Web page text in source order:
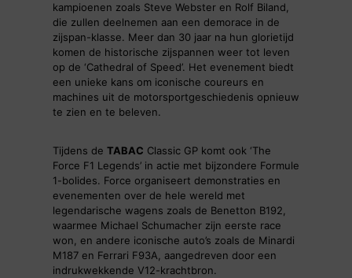
kampioenen zoals Steve Webster en Rolf Biland,
die zullen deelnemen aan een demorace in de
zijspan-klasse. Meer dan 30 jaar na hun glorietijd
komen de historische zijspannen weer tot leven
op de ‘Cathedral of Speed’. Het evenement biedt
een unieke kans om iconische coureurs en
machines uit de motorsportgeschiedenis opnieuw
te zien en te beleven.
Tijdens de TABAC Classic GP komt ook ‘The
Force F1 Legends’ in actie met bijzondere Formule
1-bolides. Force organiseert demonstraties en
evenementen over de hele wereld met
legendarische wagens zoals de Benetton B192,
waarmee Michael Schumacher zijn eerste race
won, en andere iconische auto’s zoals de Minardi
M187 en Ferrari F93A, aangedreven door een
indrukwekkende V12-krachtbron.